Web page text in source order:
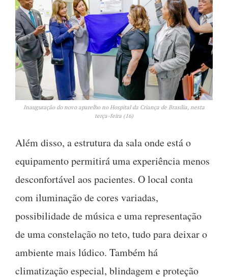
Inauguração do novo aparelho no Hospital da Criança de Brasília, nesta
terça-feira (16)
Além disso, a estrutura da sala onde está o
equipamento permitirá uma experiência menos
desconfortável aos pacientes. O local conta
com iluminação de cores variadas,
possibilidade de música e uma representação
de uma constelação no teto, tudo para deixar o
ambiente mais lúdico. Também há
climatização especial, blindagem e proteção